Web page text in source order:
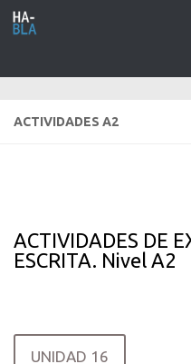
Saltar al contenido
ACTIVIDADES A2
ACTIVIDADES DE
ESCRITA. Nivel A2
UNIDAD 16